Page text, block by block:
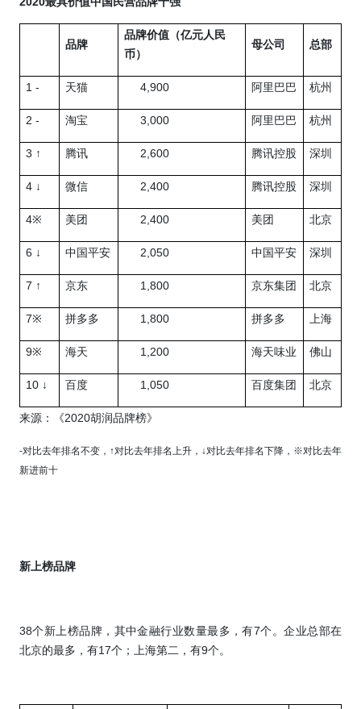
品牌
品牌价值（亿元人民
币）
母公司 总部
1 - 天猫 4,900 阿里巴巴 杭州
2 - 淘宝 3,000 阿里巴巴 杭州
3 ↑ 腾讯 2,600 腾讯控股 深圳
4 ↓ 微信 2,400 腾讯控股 深圳
4※ 美团 2,400 美团 北京
6 ↓ 中国平安 2,050 中国平安 深圳
7 ↑ 京东 1,800 京东集团 北京
7※ 拼多多 1,800 拼多多 上海
9※ 海天 1,200 海天味业 佛山
10 ↓ 百度 1,050 百度集团 北京
来源：《2020胡润品牌榜》
-对比去年排名不变， ↑对比去年排名上升， ↓对比去年排名下降， ※对比去年
新进前十
新上榜品牌
38个新上榜品牌，其中金融行业数量最多，有7个。企业总部在
北京的最多，有17个；上海第二，有9个。